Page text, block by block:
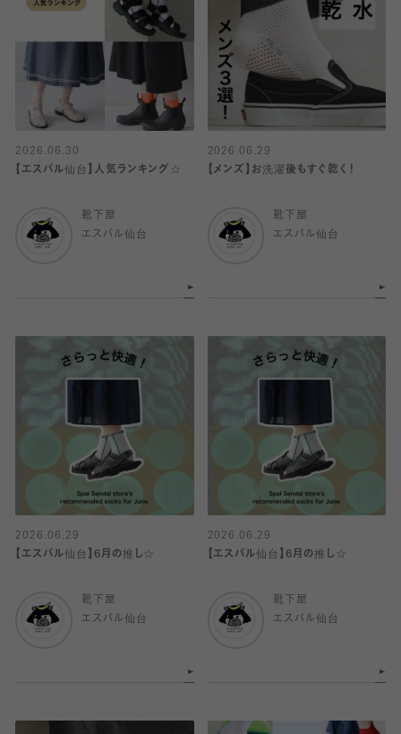
2026.06.30
【エスパル仙台】人気ランキング☆
靴下屋
エスパル仙台
2026.06.29
【メンズ】お洗濯後もすぐ乾く！
靴下屋
エスパル仙台
2026.06.29
【エスパル仙台】6月の推し☆
靴下屋
エスパル仙台
2026.06.29
【エスパル仙台】6月の推し☆
靴下屋
エスパル仙台